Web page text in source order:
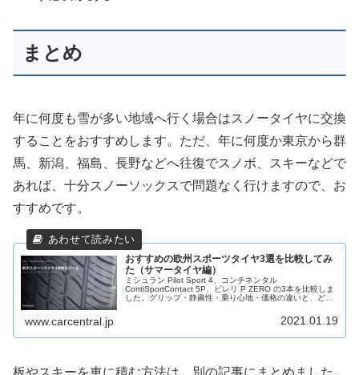
まとめ
年に何度も雪が多い地域へ行く場合はスノータイヤに交換
することをおすすめします。ただ、年に何度か東京から群
馬、新潟、福島、長野などへ往復でスノボ、スキーなどで
あれば、十分スノーソックスで問題なく行けますので、お
すすめです。
おすすめの欧州スポーツタイヤ3選を比較してみ
た（サマータイヤ編）
ミシュラン Pilot Sport 4、コンチネンタル
ContiSportContact 5P、ピレリ P ZERO の3本を比較しま
した。グリップ・静粛性・乗り心地・価格の違いと、どん
www.carcentral.jp 2021.01.19
板やスキーを車に積む方法は、別の記事にまとめました。